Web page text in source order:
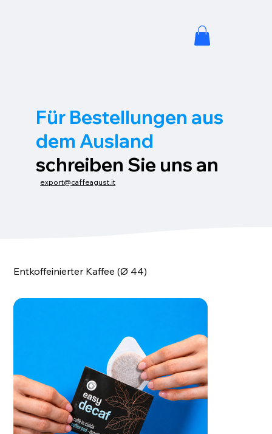
Entkoffeinierter Kaffee (Ø 44)
Für Bestellungen aus
dem Ausland
schreiben Sie uns an
export@caffeagust.it